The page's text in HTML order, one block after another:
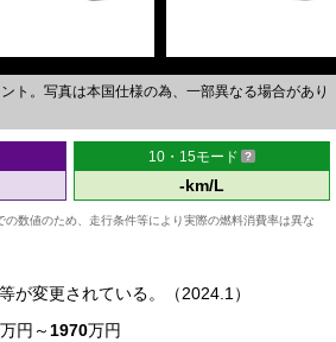
ト。写真は本国仕様の為、一部異なる場合があり
10・15モード
-km/L
数値のため、走行条件等により実際の燃料消費率は異な
が変更されている。（2024.1）
万円～1970万円